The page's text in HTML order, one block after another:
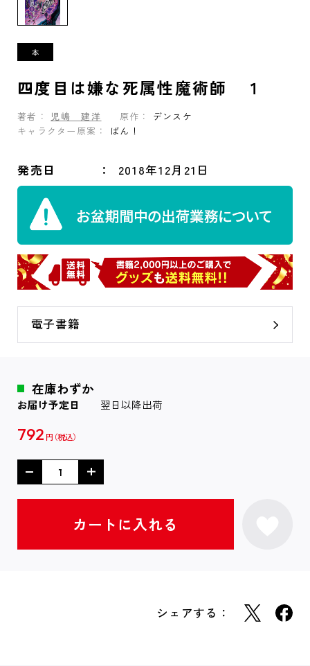
四度目は嫌な死属性魔術師 １
著者： 児嶋 建洋 原作：
デンスケ
キャラクター原案：
ばん！
発売日 2018年12月21日
電子書籍
在庫わずか
お届け予定日 翌日以降出荷
792 円
シェアする：